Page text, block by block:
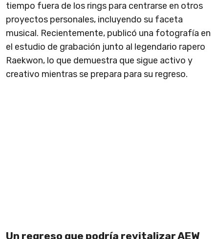
tiempo fuera de los rings para centrarse en otros
proyectos personales, incluyendo su faceta
musical. Recientemente, publicó una fotografía en
el estudio de grabación junto al legendario rapero
Raekwon, lo que demuestra que sigue activo y
creativo mientras se prepara para su regreso.
Un regreso que podría revitalizar AEW